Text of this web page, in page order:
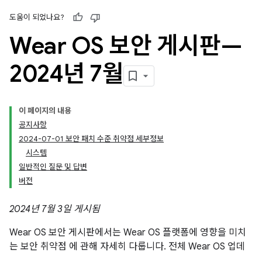
도움이 되었나요?
Wear OS 보안 게시판—
2024년 7월
이 페이지의 내용
공지사항
2024-07-01 보안 패치 수준 취약점 세부정보
시스템
일반적인 질문 및 답변
버전
2024년 7월 3일 게시됨
Wear OS 보안 게시판에서는 Wear OS 플랫폼에 영향을 미치
는 보안 취약점 에 관해 자세히 다룹니다. 전체 Wear OS 업데